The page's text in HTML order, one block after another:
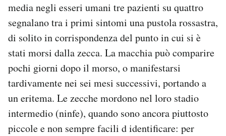
media negli esseri umani tre pazienti su quattro
segnalano tra i primi sintomi una pustola rossastra,
di solito in corrispondenza del punto in cui si è
stati morsi dalla zecca. La macchia può comparire
pochi giorni dopo il morso, o manifestarsi
tardivamente nei sei mesi successivi, portando a
un eritema. Le zecche mordono nel loro stadio
intermedio (ninfe), quando sono ancora piuttosto
piccole e non sempre facili d identificare: per